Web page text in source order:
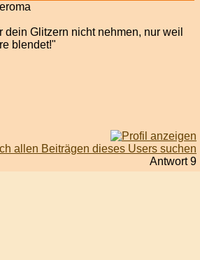
dein Glitzern nicht nehmen, nur weil
blendet!"
Antwort 9